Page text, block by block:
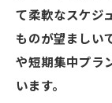
て柔軟なスケジ
ものが望ましい
や短期集中プラ
います。